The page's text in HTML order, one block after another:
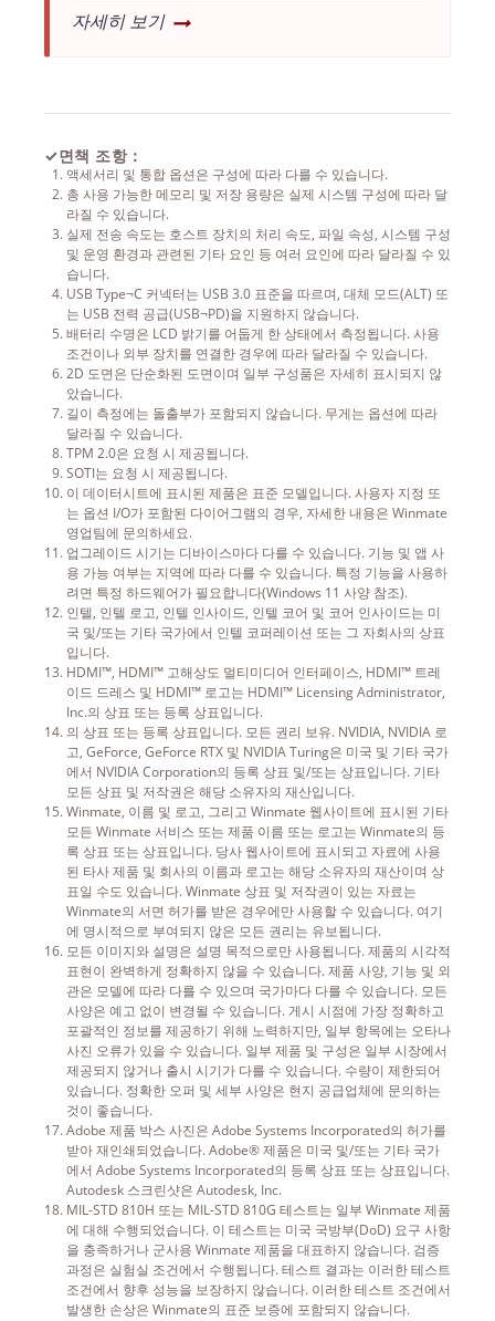
자세히 보기
✓면책 조항：
액세서리 및 통합 옵션은 구성에 따라 다를 수 있습니다.
총 사용 가능한 메모리 및 저장 용량은 실제 시스템 구성에 따라 달
라질 수 있습니다.
실제 전송 속도는 호스트 장치의 처리 속도, 파일 속성, 시스템 구성
및 운영 환경과 관련된 기타 요인 등 여러 요인에 따라 달라질 수 있
습니다.
USB Type¬C 커넥터는 USB 3.0 표준을 따르며, 대체 모드(ALT) 또
는 USB 전력 공급(USB¬PD)을 지원하지 않습니다.
배터리 수명은 LCD 밝기를 어둡게 한 상태에서 측정됩니다. 사용
조건이나 외부 장치를 연결한 경우에 따라 달라질 수 있습니다.
2D 도면은 단순화된 도면이며 일부 구성품은 자세히 표시되지 않
았습니다.
길이 측정에는 돌출부가 포함되지 않습니다. 무게는 옵션에 따라
달라질 수 있습니다.
TPM 2.0은 요청 시 제공됩니다.
SOTI는 요청 시 제공됩니다.
이 데이터시트에 표시된 제품은 표준 모델입니다. 사용자 지정 또
는 옵션 I/O가 포함된 다이어그램의 경우, 자세한 내용은 Winmate
영업팀에 문의하세요.
업그레이드 시기는 디바이스마다 다를 수 있습니다. 기능 및 앱 사
용 가능 여부는 지역에 따라 다를 수 있습니다. 특정 기능을 사용하
려면 특정 하드웨어가 필요합니다(Windows 11 사양 참조).
인텔, 인텔 로고, 인텔 인사이드, 인텔 코어 및 코어 인사이드는 미
국 및/또는 기타 국가에서 인텔 코퍼레이션 또는 그 자회사의 상표
입니다.
HDMI™, HDMI™ 고해상도 멀티미디어 인터페이스, HDMI™ 트레
이드 드레스 및 HDMI™ 로고는 HDMI™ Licensing Administrator,
Inc.의 상표 또는 등록 상표입니다.
의 상표 또는 등록 상표입니다. 모든 권리 보유. NVIDIA, NVIDIA 로
고, GeForce, GeForce RTX 및 NVIDIA Turing은 미국 및 기타 국가
에서 NVIDIA Corporation의 등록 상표 및/또는 상표입니다. 기타
모든 상표 및 저작권은 해당 소유자의 재산입니다.
Winmate, 이름 및 로고, 그리고 Winmate 웹사이트에 표시된 기타
모든 Winmate 서비스 또는 제품 이름 또는 로고는 Winmate의 등
록 상표 또는 상표입니다. 당사 웹사이트에 표시되고 자료에 사용
된 타사 제품 및 회사의 이름과 로고는 해당 소유자의 재산이며 상
표일 수도 있습니다. Winmate 상표 및 저작권이 있는 자료는
Winmate의 서면 허가를 받은 경우에만 사용할 수 있습니다. 여기
에 명시적으로 부여되지 않은 모든 권리는 유보됩니다.
모든 이미지와 설명은 설명 목적으로만 사용됩니다. 제품의 시각적
표현이 완벽하게 정확하지 않을 수 있습니다. 제품 사양, 기능 및 외
관은 모델에 따라 다를 수 있으며 국가마다 다를 수 있습니다. 모든
사양은 예고 없이 변경될 수 있습니다. 게시 시점에 가장 정확하고
포괄적인 정보를 제공하기 위해 노력하지만, 일부 항목에는 오타나
사진 오류가 있을 수 있습니다. 일부 제품 및 구성은 일부 시장에서
제공되지 않거나 출시 시기가 다를 수 있습니다. 수량이 제한되어
있습니다. 정확한 오퍼 및 세부 사양은 현지 공급업체에 문의하는
것이 좋습니다.
Adobe 제품 박스 사진은 Adobe Systems Incorporated의 허가를
받아 재인쇄되었습니다. Adobe® 제품은 미국 및/또는 기타 국가
에서 Adobe Systems Incorporated의 등록 상표 또는 상표입니다.
Autodesk 스크린샷은 Autodesk, Inc.
MIL-STD 810H 또는 MIL-STD 810G 테스트는 일부 Winmate 제품
에 대해 수행되었습니다. 이 테스트는 미국 국방부(DoD) 요구 사항
을 충족하거나 군사용 Winmate 제품을 대표하지 않습니다. 검증
과정은 실험실 조건에서 수행됩니다. 테스트 결과는 이러한 테스트
조건에서 향후 성능을 보장하지 않습니다. 이러한 테스트 조건에서
발생한 손상은 Winmate의 표준 보증에 포함되지 않습니다.